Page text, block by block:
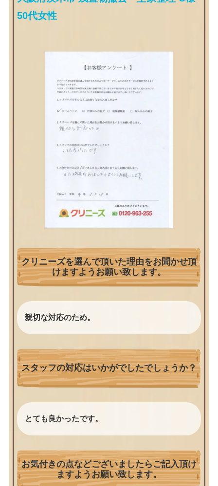
50代女性
クリニーズを選んで頂いた理由をお聞かせ頂
けますようお願い致します。
親切な対応のため。
スタッフの対応はいかがでしたでしょうか？
とても良かったです。
お気付きの点などございましたらご記入頂け
ますようお願い致します。